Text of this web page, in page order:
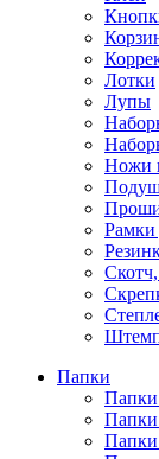
Лотки
Лупы
Ножи
Рамки
Папки
Папки
Папки